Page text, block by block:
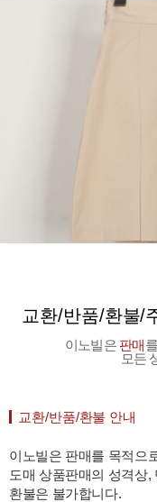
교환/반품/환불/
이노빌은 판매
모든
교환/반품/환불 안내
이노빌은 판매를 목적으
도매 상품판매의 성격상
환불은 불가합니다.